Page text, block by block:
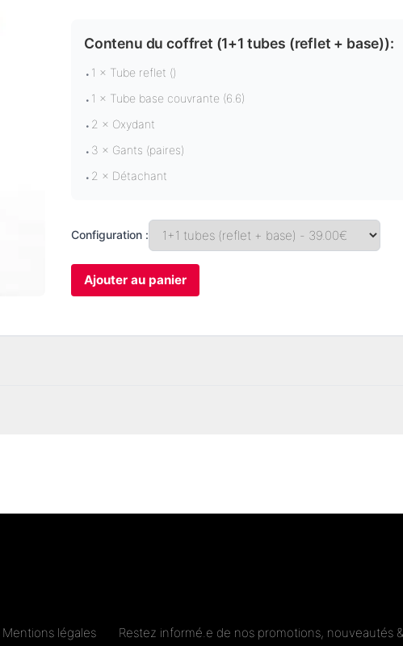
Contenu du coffret (1+1 tubes (reflet + base)):
• 1 × Tube reflet ()
• 1 × Tube base couvrante (6.6)
• 2 × Oxydant
• 3 × Gants (paires)
• 2 × Détachant
Configuration :
Ajouter au panier
Mentions légales
Restez informé.e de nos promotions, nouveautés